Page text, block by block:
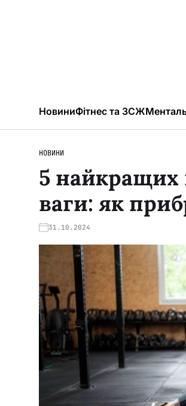
НовиниФітнес та ЗСЖ
НОВИНИ
5 найкращих
ваги: як
31.10.2024